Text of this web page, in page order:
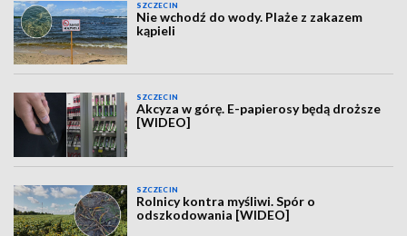
SZCZECIN
Nie wchodź do wody. Plaże z zakazem
kąpieli
SZCZECIN
Akcyza w górę. E-papierosy będą droższe
[WIDEO]
SZCZECIN
Rolnicy kontra myśliwi. Spór o
odszkodowania [WIDEO]